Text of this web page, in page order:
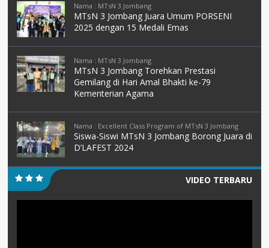
Nama : MTsN 3 Jombang
MTsN 3 Jombang Juara Umum PORSENI
2025 dengan 15 Medali Emas
Nama : MTsN 3 Jombang
MTsN 3 Jombang Torehkan Prestasi
Gemilang di Hari Amal Bhakti ke-79
Kementerian Agama
Nama : Excellent Class Program of MTsN 3 Jombang
Siswa-Siswi MTsN 3 Jombang Borong Juara di
D’LAFEST 2024
VIDEO TERBARU